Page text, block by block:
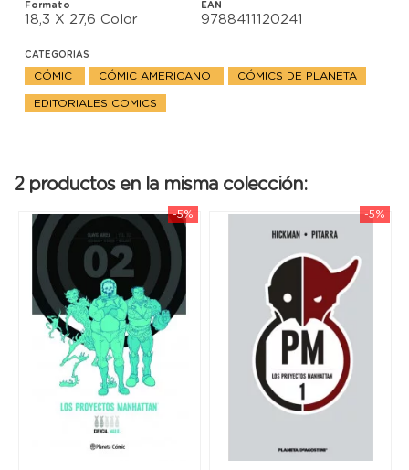
Formato
18,3 X 27,6 Color
EAN
9788411120241
CATEGORIAS
CÓMIC CÓMIC AMERICANO CÓMICS DE PLANETA
EDITORIALES COMICS
2 productos en la misma colección:
-5% -5%